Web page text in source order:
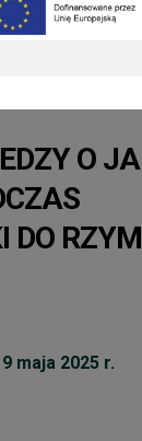
O
DO
maja 2025 r.